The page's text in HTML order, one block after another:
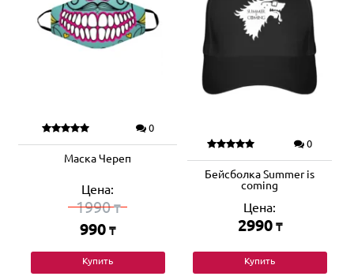
0
Маска Череп
Цена:
1990₸
990 ₸
Купить
0
Бейсболка Summer is
coming
Цена:
2990 ₸
Купить